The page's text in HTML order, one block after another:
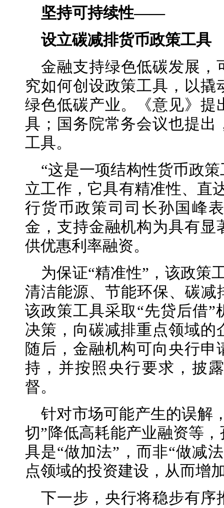
坚持可持续性——
设立碳减排货币政策工具
金融支持绿色低碳发展，
究如何创设政策工具，以
绿色低碳产业。《意见》提
具；国务院常务会议也提
工具。
“这是一项结构性货币政
立工作，它具有精准性、直
行货币政策司司长孙国峰
金，支持金融机构为具有显
供优惠利率融资。
为保证“精准性”，该政策
清洁能源、节能环保、碳减
该政策工具采取“先贷后借
决策，向碳减排重点领域
随后，金融机构可向央行
持，并按照央行要求，披
督。
针对市场可能产生的误解
切”降低高耗能产业融资等
具是“做加法”，而非“做减
点领域的投资建设，从而增
下一步，央行将稳步有序